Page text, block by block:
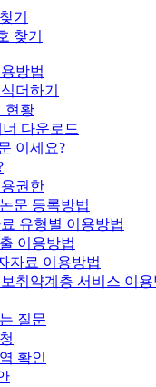
기
찾기
방법
더하기
현황
다운로드
이세요?
권한
문 등록방법
유형별 이용방법
이용방법
자료 이용방법
취약계층 서비스 이용
질문
확인